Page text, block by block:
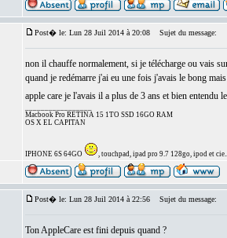
Post� le: Lun 28 Juil 2014 à 20:08 Sujet du message:
non il chauffe normalement, si je télécharge ou vais
quand je redémarre j'ai eu une fois j'avais le bong
apple care je l'avais il a plus de 3 ans et bien
Macbook Pro RETINA 15 1TO SSD 16GO RAM
OS X EL CAPITAN
IPHONE 6S 64GO , touchpad, ipad pro 9.7 128go, ipod et
Post� le: Lun 28 Juil 2014 à 22:56 Sujet du message:
Ton AppleCare est fini depuis quand ?